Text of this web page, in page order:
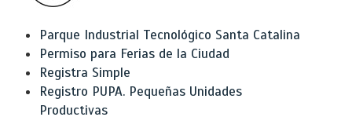
Parque Industrial Tecnológico Santa Catalina
Permiso para Ferias de la Ciudad
Registra Simple
Registro PUPA. Pequeñas Unidades
Productivas